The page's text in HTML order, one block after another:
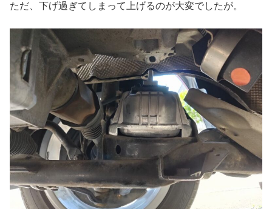
ただ、下げ過ぎてしまって上げるのが大変でしたが。